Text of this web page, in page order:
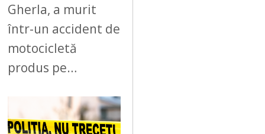
Gherla, a murit
într-un accident de
motocicletă
produs pe…